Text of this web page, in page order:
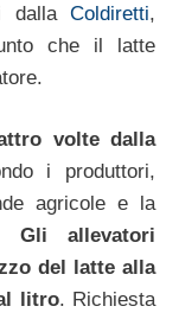
dalla Coldiretti,
che il latte
volte dalla
i produttori,
agricole e la
Gli allevatori
del latte alla
litro. Richiesta